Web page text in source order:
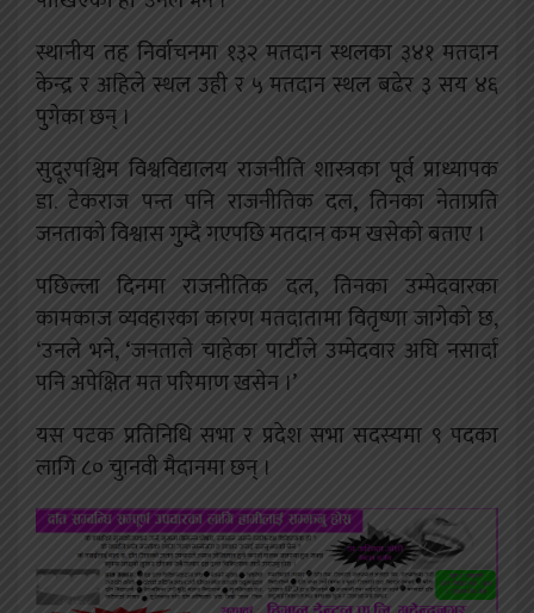
स्थानीय तह निर्वाचनमा १३२ मतदान स्थलका ३४१ मतदान
केन्द्र र अहिले स्थल उही र ५ मतदान स्थल बढेर ३ सय ४६
पुगेका छन् ।
सुदूरपश्चिम विश्वविद्यालय राजनीति शास्त्रका पूर्व प्राध्यापक
डा. टेकराज पन्त पनि राजनीतिक दल, तिनका नेताप्रति
जनताको विश्वास गुम्दै गएपछि मतदान कम खसेको बताए ।
पछिल्ला दिनमा राजनीतिक दल, तिनका उम्मेदवारका
कामकाज व्यवहारका कारण मतदातामा वितृष्णा जागेको छ,
‘उनले भने, ‘जनताले चाहेका पार्टीले उम्मेदवार अघि नसार्दा
पनि अपेक्षित मत परिमाण खसेन ।’
यस पटक प्रतिनिधि सभा र प्रदेश सभा सदस्यमा ९ पदका
लागि ८० चुानवी मैदानमा छन् ।